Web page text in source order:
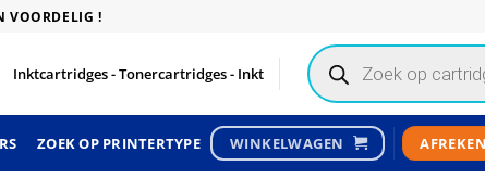
VOORDELIG !
Inktcartridges - Tonercartridges - Inkt
Products
search
ZOEK OP PRINTERTYPE WINKELWAGEN